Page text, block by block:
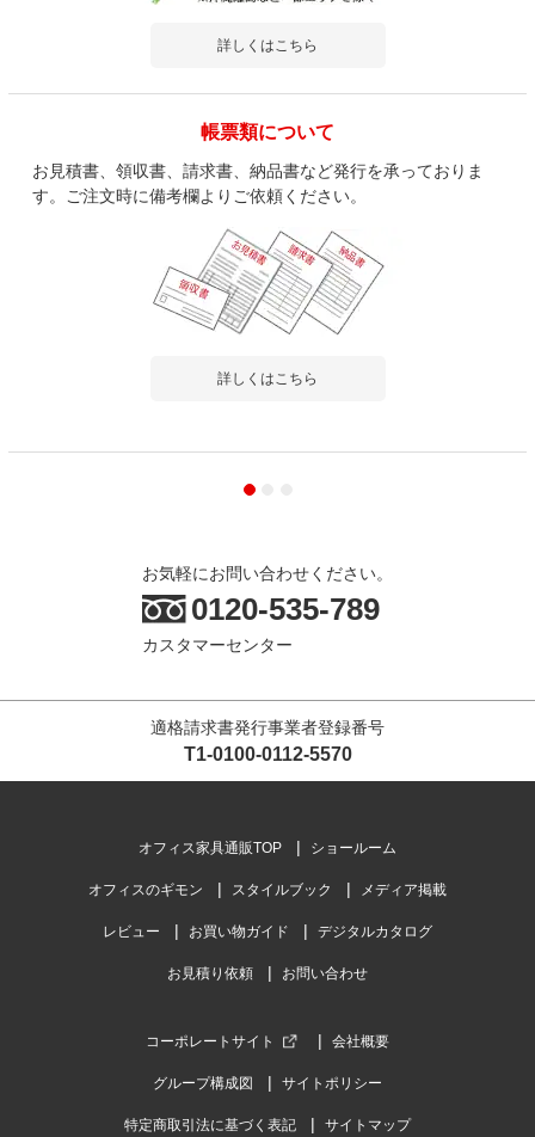
詳しくはこちら
帳票類について
お見積書、領収書、請求書、納品書など発行を承っておりま
す。ご注文時に備考欄よりご依頼ください。
詳しくはこちら
お気軽にお問い合わせください。
0120-535-789
カスタマーセンター
適格請求書発行事業者登録番号
T1-0100-0112-5570
オフィス家具通販TOP ショールーム
オフィスのギモン スタイルブック メディア掲載
レビュー お買い物ガイド デジタルカタログ
お見積り依頼 お問い合わせ
コーポレートサイト 会社概要
グループ構成図 サイトポリシー
特定商取引法に基づく表記 サイトマップ